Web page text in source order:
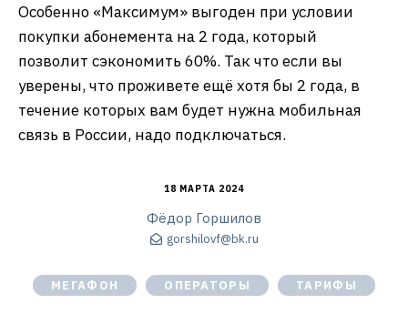
Особенно «Максимум» выгоден при условии
покупки абонемента на 2 года, который
позволит сэкономить 60%. Так что если вы
уверены, что проживете ещё хотя бы 2 года, в
течение которых вам будет нужна мобильная
связь в России, надо подключаться.
18 МАРТА 2024
Фёдор Горшилов
gorshilovf@bk.ru
МЕГАФОН ОПЕРАТОРЫ ТАРИФЫ